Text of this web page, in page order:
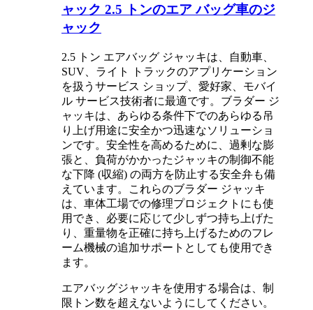
ャック 2.5 トンのエア バッグ車のジ
ャック
2.5 トン エアバッグ ジャッキは、自動車、
SUV、ライト トラックのアプリケーション
を扱うサービス ショップ、愛好家、モバイ
ル サービス技術者に最適です。ブラダー ジ
ャッキは、あらゆる条件下でのあらゆる吊
り上げ用途に安全かつ迅速なソリューショ
ンです。安全性を高めるために、過剰な膨
張と、負荷がかかったジャッキの制御不能
な下降 (収縮) の両方を防止する安全弁も備
えています。これらのブラダー ジャッキ
は、車体工場での修理プロジェクトにも使
用でき、必要に応じて少しずつ持ち上げた
り、重量物を正確に持ち上げるためのフレ
ーム機械の追加サポートとしても使用でき
ます。
エアバッグジャッキを使用する場合は、制
限トン数を超えないようにしてください。